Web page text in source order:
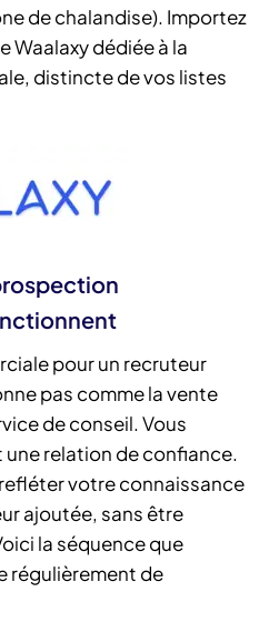
de chalandise). Importez
Waalaxy dédiée à la
distincte de vos listes
pour un recruteur
pas comme la vente
de conseil. Vous
une relation de confiance.
votre connaissance
ajoutée, sans être
la séquence que
régulièrement de